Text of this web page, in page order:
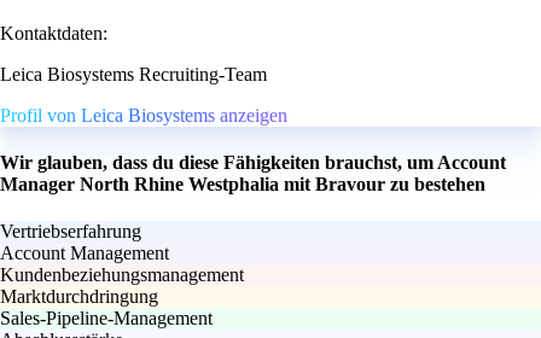
Kontaktdaten:
Leica Biosystems Recruiting-Team
Profil von Leica Biosystems anzeigen
Wir glauben, dass du diese Fähigkeiten brauchst, um Account
Manager North Rhine Westphalia mit Bravour zu bestehen
Vertriebserfahrung
Account Management
Kundenbeziehungsmanagement
Marktdurchdringung
Sales-Pipeline-Management